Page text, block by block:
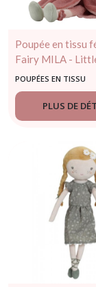
Poupée en tissu
Fairy MILA -
dutch dès 12 mois
POUPÉES EN TISSU
PLUS DE